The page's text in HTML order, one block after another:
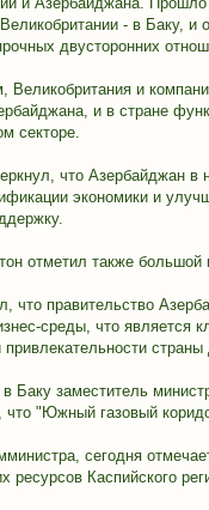
- в Баку, и
двусторонних
Великобритания и
и в стране
секторе.
что Азербайджан в
экономики и
отметил также
что правительство
среды, что является
привлекательности
Баку заместитель
что "Южный газовый
сегодня
ресурсов Каспийского